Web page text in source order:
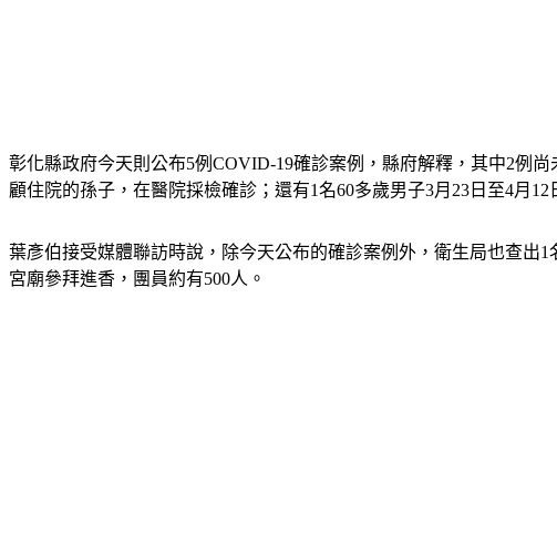
彰化縣政府今天則公布5例COVID-19確診案例，縣府解釋，其中2例
顧住院的孫子，在醫院採檢確診；還有1名60多歲男子3月23日至4月
葉彥伯接受媒體聯訪時說，除今天公布的確診案例外，衛生局也查出
宮廟參拜進香，團員約有500人。